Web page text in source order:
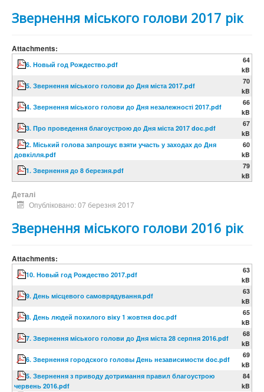
Звернення міського голови 2017 рік
Attachments:
6. Новый год Рождество.pdf
64
kB
5. Звернення міського голови до Дня міста 2017.pdf
70
kB
4. Звернення міського голови до Дня незалежності 2017.pdf
66
kB
3. Про проведення благоустрою до Дня міста 2017 doc.pdf
67
kB
2. Міський голова запрошує взяти участь у заходах до Дня
довкілля.pdf
60
kB
1. Звернення до 8 березня.pdf
79
kB
Деталі
Опубліковано: 07 березня 2017
Звернення міського голови 2016 рік
Attachments:
10. Новый год Рождество 2017.pdf
63
kB
9. День місцевого самоврядування.pdf
63
kB
8. День людей похилого віку 1 жовтня doc.pdf
65
kB
7. Звернення міського голови до Дня міста 28 серпня 2016.pdf
68
kB
6. Звернення городского головы День независимости doc.pdf
69
kB
5. Звернення з приводу дотримання правил благоустрою
червень 2016.pdf
84
kB